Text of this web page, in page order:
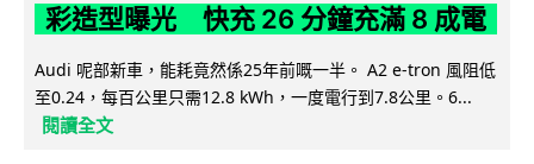
彩造型曝光 快充 26 分鐘充滿 8 成電
Audi 呢部新車，能耗竟然係25年前嘅一半。 A2 e-tron 風阻低
至0.24，每百公里只需12.8 kWh，一度電行到7.8公里。6...
閱讀全文